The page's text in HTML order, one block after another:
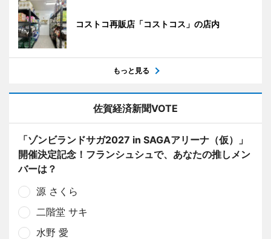
コストコ再販店「コストコス」の店内
もっと見る
佐賀経済新聞VOTE
「ゾンビランドサガ2027 in SAGAアリーナ（仮）」
開催決定記念！フランシュシュで、あなたの推しメン
バーは？
源 さくら
二階堂 サキ
水野 愛